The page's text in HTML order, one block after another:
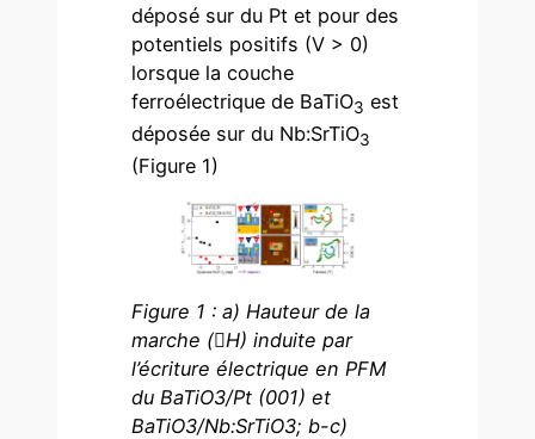
déposé sur du Pt et pour des
potentiels positifs (V > 0)
lorsque la couche
ferroélectrique de BaTiO3 est
déposée sur du Nb:SrTiO3
(Figure 1)
Figure 1 : a) Hauteur de la
marche (H) induite par
l’écriture électrique en PFM
du BaTiO3/Pt (001) et
BaTiO3/Nb:SrTiO3; b-c)